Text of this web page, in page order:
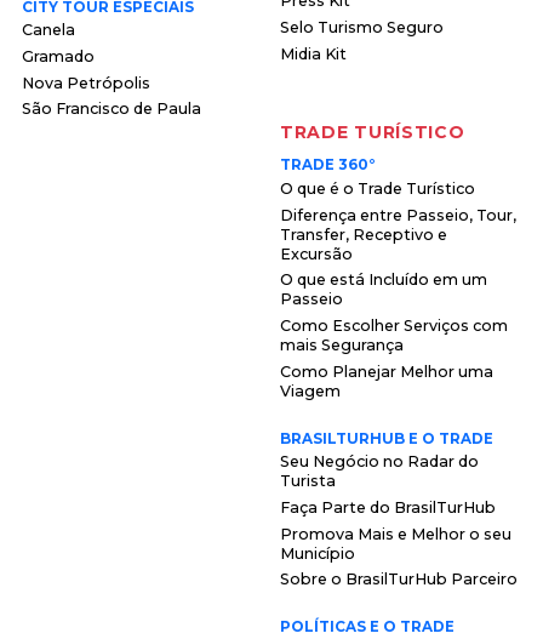
CITY TOUR ESPECIAIS
Canela
Gramado
Nova Petrópolis
São Francisco de Paula
Selo Turismo Seguro
Midia Kit
TRADE TURÍSTICO
TRADE 360°
O que é o Trade Turístico
Diferença entre Passeio, Tour,
Transfer, Receptivo e
Excursão
O que está Incluído em um
Passeio
Como Escolher Serviços com
mais Segurança
Como Planejar Melhor uma
Viagem
BRASILTURHUB E O TRADE
Seu Negócio no Radar do
Turista
Faça Parte do BrasilTurHub
Promova Mais e Melhor o seu
Município
Sobre o BrasilTurHub Parceiro
POLÍTICAS E O TRADE